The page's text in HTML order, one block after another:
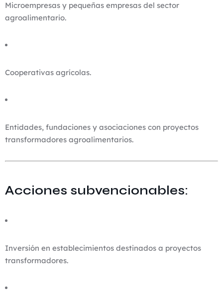
Microempresas y pequeñas empresas del sector
agroalimentario.
Cooperativas agrícolas.
Entidades, fundaciones y asociaciones con proyectos
transformadores agroalimentarios.
Acciones subvencionables:
Inversión en establecimientos destinados a proyectos
transformadores.